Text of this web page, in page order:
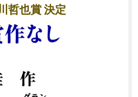
哲也賞 決定